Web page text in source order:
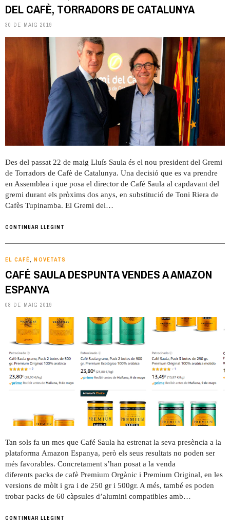
DEL CAFÈ, TORRADORS DE CATALUNYA
30 DE MAIG 2019
Des del passat 22 de maig Lluís Saula és el nou president del Gremi
de Torradors de Cafè de Catalunya. Una decisió que es va prendre
en Assemblea i que posa el director de Café Saula al capdavant del
gremi durant els pròxims dos anys, en substitució de Toni Riera de
Cafès Tupinamba. El Gremi del…
CONTINUAR LLEGINT
EL CAFÉ NOVETATS
CAFÉ SAULA DESPUNTA VENDES A AMAZON
ESPANYA
08 DE MAIG 2019
Tan sols fa un mes que Café Saula ha estrenat la seva presència a la
plataforma Amazon Espanya, però els seus resultats no poden ser
més favorables. Concretament s’han posat a la venda
diferents packs de cafè Premium Orgànic i Premium Original, en les
versions de mòlt i gra i de 250 gr i 500gr. A més, també es poden
trobar packs de 60 càpsules d’alumini compatibles amb…
CONTINUAR LLEGINT